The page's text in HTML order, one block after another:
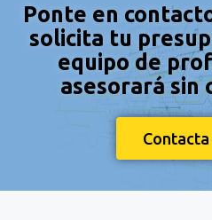
Ponte en
solicita tu
equipo de
asesorará sin